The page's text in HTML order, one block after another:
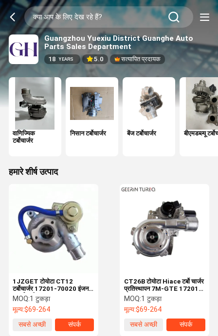
Guangzhou Yuexiu District Guanghe Auto
Parts Sales Department
18 YEARS 5.0 सत्यापित प्रदायक
वाणिज्यिक
टर्बोचार्जर
निसान टर्बोचार्जर बेंज टर्बोचार्जर बीएमडब्ल्यू
हमारे शीर्ष उत्पाद
1JZGET टोयोटा CT12
टर्बोचार्जर 17201-70020 इंजन
पार्ट्स प्रतिस्थापन
MOQ:1 टुकड़ा
मूल्य:$69-264
सबसे अच्छी
संपर्क
CT26B टोयोटा Hiace टर्बो चार्जर
प्रतिस्थापन 7M-GTE 17201-
58060
MOQ:1 टुकड़ा
मूल्य:$69-264
सबसे अच्छी
संपर्क